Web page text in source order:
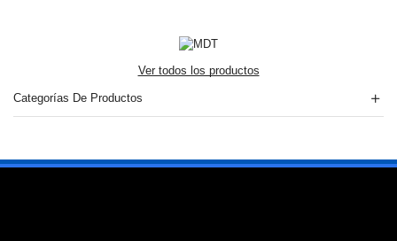
Ver todos los productos
Categorías De Productos